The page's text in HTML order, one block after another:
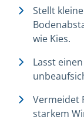
Stellt
wie Kies.
Lasst
Vermeidet
starkem